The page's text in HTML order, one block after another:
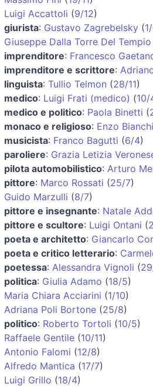
Luigi Accattoli (9/12)
giurista: Gustavo Zagrebelsky (
Giuseppe Dalla Torre Del
imprenditore: Francesco
imprenditore e scrittore:
linguista: Tullio Telmon (28/11)
medico: Luigi Frati (medico) (10/
medico e politico: Paola Binetti (
monaco e religioso: Enzo Bianchi
musicista: Franco Bagutti (6/4)
paroliere: Grazia Letizia
pilota automobilistico: Arturo
pittore: Marco Rossati (25/7)
Guido Marzulli (8/7)
pittore e insegnante: Natale
pittore e scultore: Luigi Ontani (
poeta e architetto: Giancarlo
poeta e critico letterario:
poetessa: Alessandra Vignoli (
politica: Giulia Adamo (18/5)
Maria Chiara Acciarini (1/10)
Adriana Poli Bortone (25/8)
politico: Roberto Tortoli (10/5)
Raffaele Gentile (10/11)
Antonio Falomi (12/8)
Alfredo Mantica (17/7)
Luigi Grillo (18/4)